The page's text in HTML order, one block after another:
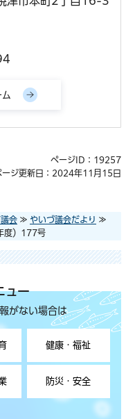
ページID：19257
ージ更新日：2024年11月15日
会 ≫ やいづ議会だより ≫
度）177号
ュー
がない場合は
健康・福祉
防災・安全